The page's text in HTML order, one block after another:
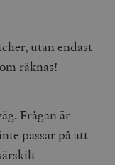
utan endast
räknas!
Frågan är
passar på att